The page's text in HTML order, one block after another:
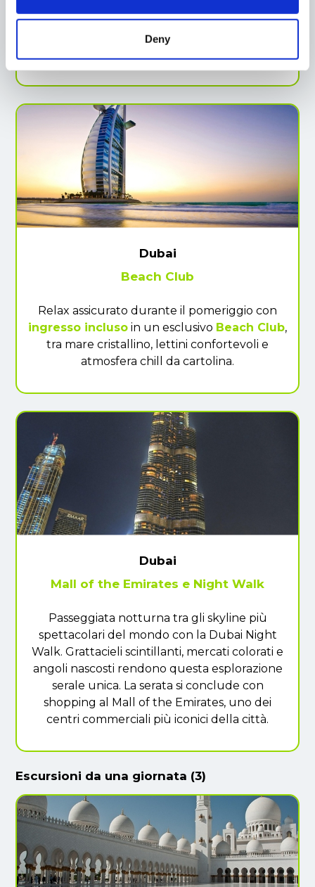
Deny
The Top”, la celebre terrazza panoramica del
grattacielo più alto del mondo, per osservare
Dubai
Beach Club
Relax assicurato durante il pomeriggio con
ingresso incluso in un esclusivo Beach Club,
tra mare cristallino, lettini confortevoli e
atmosfera chill da cartolina.
Dubai
Mall of the Emirates e Night Walk
Passeggiata notturna tra gli skyline più
spettacolari del mondo con la Dubai Night
Walk. Grattacieli scintillanti, mercati colorati e
angoli nascosti rendono questa esplorazione
serale unica. La serata si conclude con
shopping al Mall of the Emirates, uno dei
centri commerciali più iconici della città.
Escursioni da una giornata (3)